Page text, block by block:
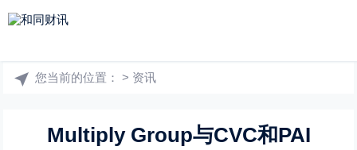
您当前的位置： > 资讯
Multiply Group与CVC和PAI